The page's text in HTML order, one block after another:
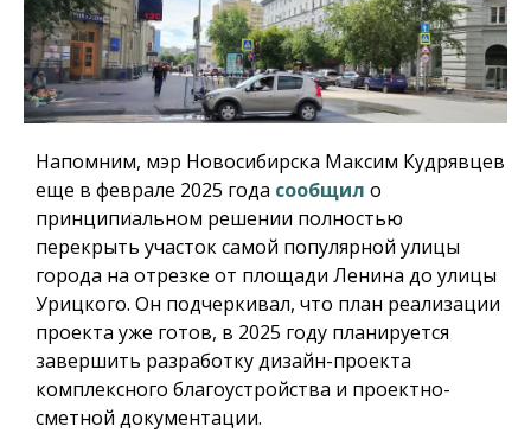
Напомним, мэр Новосибирска Максим Кудрявцев
еще в феврале 2025 года сообщил о
принципиальном решении полностью
перекрыть участок самой популярной улицы
города на отрезке от площади Ленина до улицы
Урицкого. Он подчеркивал, что план реализации
проекта уже готов, в 2025 году планируется
завершить разработку дизайн-проекта
комплексного благоустройства и проектно-
сметной документации.